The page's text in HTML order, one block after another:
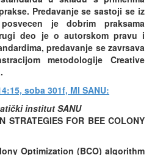
Predavanje se sastoji se iz
je dobrim praksama
deo je o autorskom pravu i
predavanje se zavrsava
metodologije Creative
soba 301f, MI SANU:
institut SANU
STRATEGIES FOR BEE COLONY
Optimization (BCO) algorithm